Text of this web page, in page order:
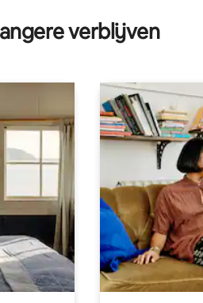
verblijven